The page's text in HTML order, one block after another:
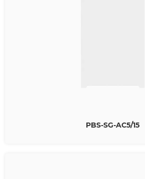
PBS-SG-AC5/15